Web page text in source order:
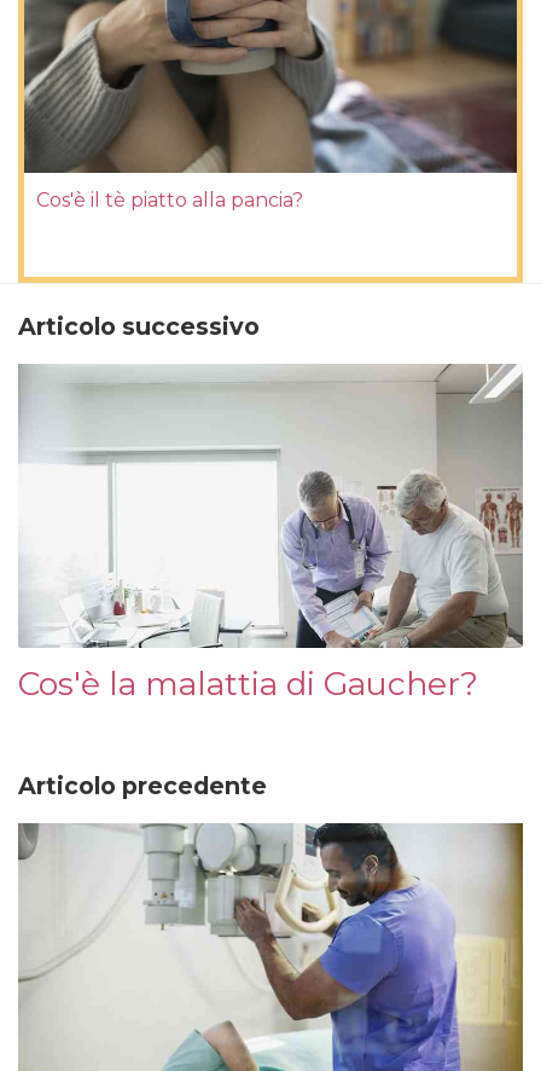
Cos'è il tè piatto alla pancia?
Articolo successivo
Cos'è la malattia di Gaucher?
Articolo precedente